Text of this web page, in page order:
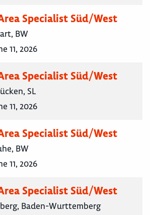
Specialist Süd/West
BW
11, 2026
Specialist Süd/West
SL
11, 2026
Specialist Süd/West
BW
11, 2026
Specialist Süd/West
Baden-Wurttemberg